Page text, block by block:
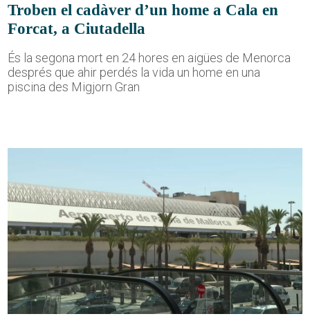
Troben el cadàver d’un home a Cala en
Forcat, a Ciutadella
És la segona mort en 24 hores en aigües de Menorca
després que ahir perdés la vida un home en una
piscina des Migjorn Gran